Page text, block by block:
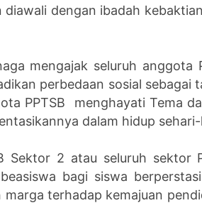
diawali dengan ibadah
mengajak seluruh anggota
perbedaan sosial sebagai
PPTSB menghayati Tema
dalam hidup
Sektor 2 atau seluruh sektor
bagi siswa
terhadap kemajuan